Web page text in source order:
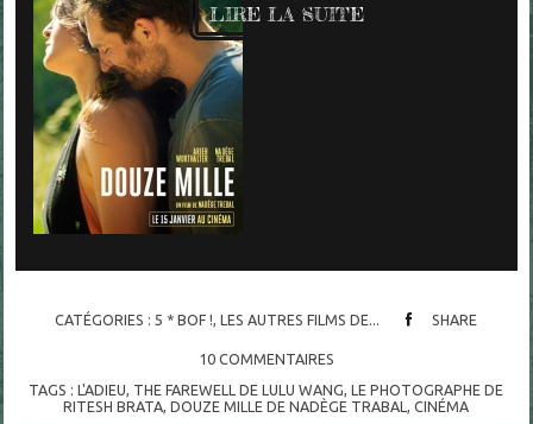
LIRE LA SUITE
CATÉGORIES :5 * BOF !,LES AUTRES FILMS DE... SHARE
10 COMMENTAIRES
TAGS :L'ADIEU, THE FAREWELL DE LULU WANG,LE PHOTOGRAPHE DE
RITESH BRATA,DOUZE MILLE DE NADÈGE TRABAL,CINÉMA